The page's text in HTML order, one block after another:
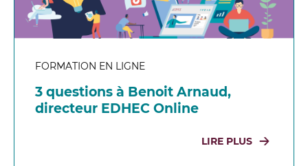
FORMATION EN LIGNE
3 questions à Benoit Arnaud,
directeur EDHEC Online
LIRE PLUS